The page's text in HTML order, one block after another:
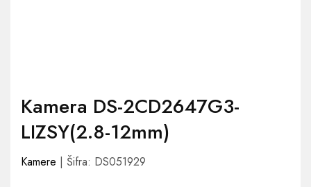
Kamera DS-2CD2647G3-
LIZSY(2.8-12mm)
Kamere | Šifra: DS051929